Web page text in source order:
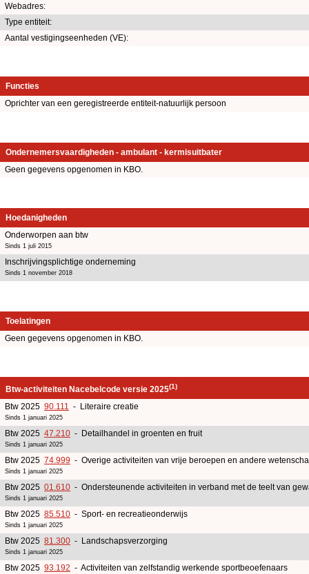
Webadres:
Type entiteit:
Aantal vestigingseenheden (VE):
Functies
Oprichter van een geregistreerde entiteit-natuurlijk persoon
Ondernemersvaardigheden - ambulant - kermisuitbater
Geen gegevens opgenomen in KBO.
Hoedanigheden
Onderworpen aan btw
Sinds 1 juli 2015
Inschrijvingsplichtige onderneming
Sinds 1 november 2018
Toelatingen
Geen gegevens opgenomen in KBO.
Btw-activiteiten Nacebelcode versie 2025(1)
Btw 2025 90.111 - Literaire creatie
Sinds 1 januari 2025
Btw 2025 47.210 - Detailhandel in groenten en fruit
Sinds 1 januari 2025
Btw 2025 74.999 - Overige activiteiten van vrije beroepen en andere
Sinds 1 januari 2025
Btw 2025 01.610 - Ondersteunende activiteiten in verband met de teelt van
Sinds 1 januari 2025
Btw 2025 85.510 - Sport- en recreatieonderwijs
Sinds 1 januari 2025
Btw 2025 81.300 - Landschapsverzorging
Sinds 1 januari 2025
Btw 2025 93.192 - Activiteiten van zelfstandig werkende sportbeoefenaars